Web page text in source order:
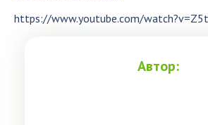
https://www.youtube.com/
Автор: